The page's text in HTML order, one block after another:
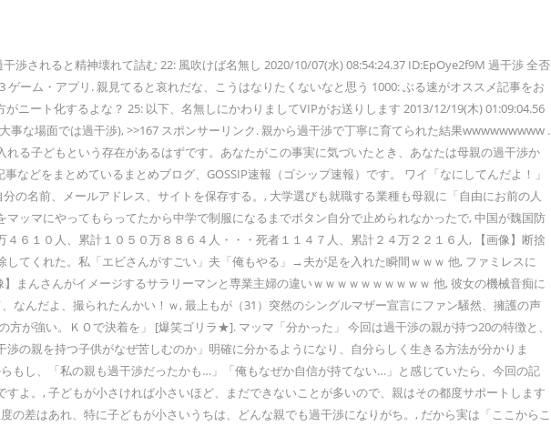
されると精神壊れて詰む 22: 風吹けば名無し 2020/10/07(水) 08:54:24.37 ID:EpOye2f9M 過干渉 全否
ーム・アプリ. 親見てると哀れだな、こうはなりたくないなと思う 1000: ぶる速がオススメ記事をお
ート化するよな？ 25: 以下、名無しにかわりましてVIPがお送りします 2013/12/19(木) 01:09:04.56
な場面では過干渉), >>167 スポンサーリンク. 親から過干渉で丁寧に育てられた結果wwwwwwwww .
る子どもという存在があるはずです。あなたがこの事実に気づいたとき、あなたは母親の過干渉か
どをまとめているまとめブログ、GOSSIP速報（ゴシップ速報）です。 ワイ「なにしてんだよ！」
名前、メールアドレス、サイトを保存する。, 大学選びも就職する業種も母親に「自由にお前の人
ッマにやってもらってたから中学で制服になるまでボタン自分で止められなかったで, 中国が魏国防
６１０人、累計１０５０万８８６４人・・・死者１１４７人、累計２４万２２１６人, 【画像】断捨
てくれた。私「エビさんがすごい」夫「俺もやる」→夫が足を入れた瞬間ｗｗｗ 他, ファミレスに
んさんがイメージするサラリーマンと専業主婦の違いｗｗｗｗｗｗｗｗｗｗ 他, 彼女の機械音痴に
んだよ、撮られたんかい！ｗ, 最上もが（31）突然のシングルマザー宣言にファン騒然、擁護の声
が強い。ＫＯで決着を」 [爆笑ゴリラ★]. マッマ「分かった」 今回は過干渉の親が持つ20の特徴と、
の親を持つ子供がなぜ苦しむのか」明確に分かるようになり、自分らしく生きる方法が分かりま
もし、「私の親も過干渉だったかも…」「俺もなぜか自信が持てない…」と感じていたら、今回の記
よ。, 子どもが小さければ小さいほど、まだできないことが多いので、親はその都度サポートします
差はあれ、特に子どもが小さいうちは、どんな親でも過干渉になりがち。, だから実は「ここからこ